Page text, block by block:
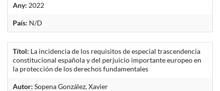
Any: 2022
País: N/D
Títol: La incidencia de los requisitos de especial trascendencia
constitucional española y del perjuicio importante europeo en
la protección de los derechos fundamentales
Autor: Sopena González, Xavier